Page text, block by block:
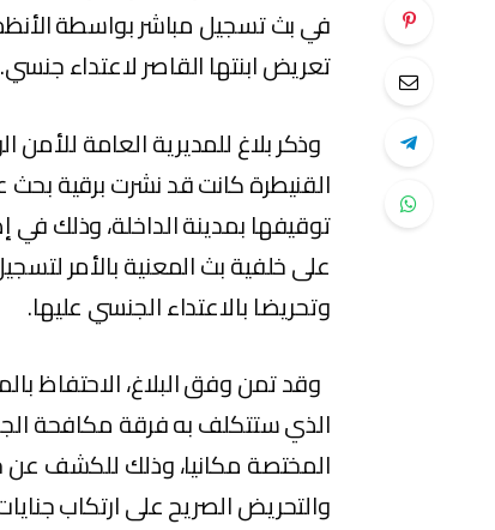
في بث تسجيل مباشر بواسطة
تعريض ابنتها القاصر لاعتداء جنسي.
وذكر بلاغ للمديرية العامة
القنيطرة كانت قد نشرت برقية
توقيفها بمدينة الداخلة، وذلك في
على خلفية بث المعنية بالأمر
وتحريضا بالاعتداء الجنسي عليها.
وقد تمن وفق البلاغ، الاحتفاظ
الذي ستتكلف به فرقة مكافحة
المختصة مكانيا، وذلك للكشف
والتحريض الصريح على ارتكاب